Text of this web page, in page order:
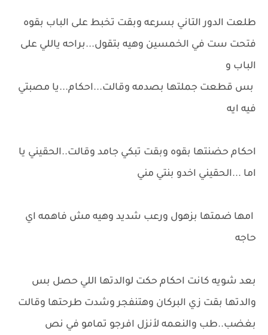
طلعت الدور التاني بسرعه وبقت تخبط على الباب بقوه
فتحت ست في الخمسين وهيه بتقول...براحه ياللي على
الباب و
بس قطعت جملتها بصدمه وقالت...احكام...يا مصبتي
فيه ايه
احكام حضنتها بقوه وبقت تبكي جامد وقالت..الحقيني يا
اما ...الحقيني اخدو بنتي مني
امها ضمتها بزهول ورعب شديد وهيه مش فاهمه اي
حاجه
بعد شويه كانت احكام حكت لوالدتها اللي حصل بس
والدتها بقت زي البركان وهتنفجر وشدت طرحتها وقالت
بغضب..طب والنعمه لأنزل افرجو تمامو في نص